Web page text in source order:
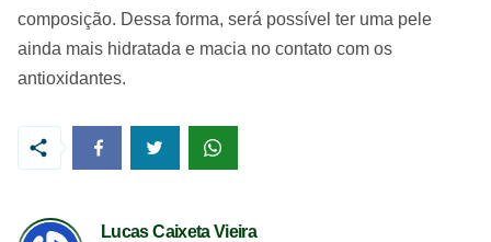
composição. Dessa forma, será possível ter uma pele
ainda mais hidratada e macia no contato com os
antioxidantes.
Lucas Caixeta Vieira